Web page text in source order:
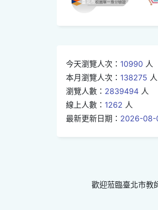
今天瀏覽人次： 10990 人
本月瀏覽人次： 138275 人
瀏覽人數： 2839494 人
線上人數： 1262 人
最新更新日期： 2026-08-
歡迎蒞臨臺北市